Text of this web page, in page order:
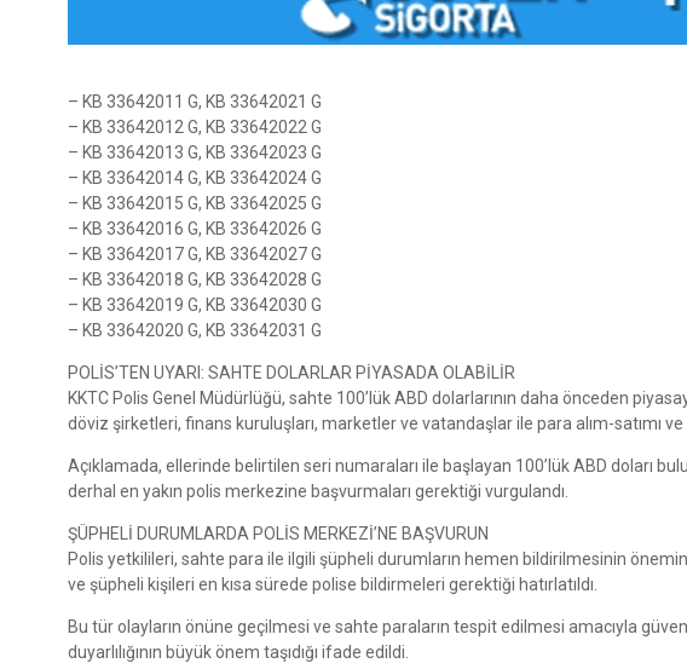
– KB 33642011 G, KB 33642021 G
– KB 33642012 G, KB 33642022 G
– KB 33642013 G, KB 33642023 G
– KB 33642014 G, KB 33642024 G
– KB 33642015 G, KB 33642025 G
– KB 33642016 G, KB 33642026 G
– KB 33642017 G, KB 33642027 G
– KB 33642018 G, KB 33642028 G
– KB 33642019 G, KB 33642030 G
– KB 33642020 G, KB 33642031 G
POLİS’TEN UYARI: SAHTE DOLARLAR PİYASADA OLABİLİR
KKTC Polis Genel Müdürlüğü, sahte 100’lük ABD dolarlarının daha önceden
döviz şirketleri, finans kuruluşları, marketler ve vatandaşlar ile para alım-satımı
Açıklamada, ellerinde belirtilen seri numaraları ile başlayan 100’lük ABD doları
derhal en yakın polis merkezine başvurmaları gerektiği vurgulandı.
ŞÜPHELİ DURUMLARDA POLİS MERKEZİ’NE BAŞVURUN
Polis yetkilileri, sahte para ile ilgili şüpheli durumların hemen bildirilmesinin
ve şüpheli kişileri en kısa sürede polise bildirmeleri gerektiği hatırlatıldı.
Bu tür olayların önüne geçilmesi ve sahte paraların tespit edilmesi amacıyla
duyarlılığının büyük önem taşıdığı ifade edildi.